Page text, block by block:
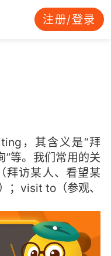
注册/登录
，其含义是“拜
等。我们常用的关
访某人、看望某
；visit to（参观、